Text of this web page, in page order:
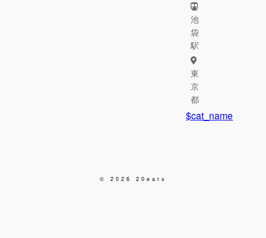
池
袋
駅
東
京
都
$cat_name
© 2026 20eats